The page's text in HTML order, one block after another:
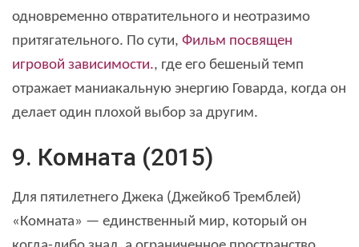
одновременно отвратительного и неотразимо
притягательного. По сути, Фильм посвящен
игровой зависимости., где его бешеный темп
отражает маниакальную энергию Говарда, когда он
делает один плохой выбор за другим.
9. Комната (2015)
Для пятилетнего Джека (Джейкоб Тремблей)
«Комната» — единственный мир, который он